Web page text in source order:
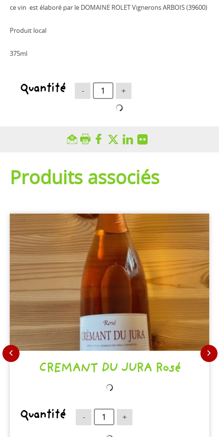
ce vin est élaboré par le DOMAINE ROLET Vignerons ARBOIS (39600)
Produit local
375ml
Quantité - +
Produits associés
CREMANT DU JURA Rosé
Quantité - +